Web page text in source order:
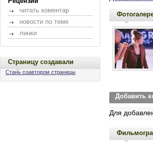
читать коментар
новости по теме
линки
Страницу создавали
Стань соавтором страницы
Добавить
Для